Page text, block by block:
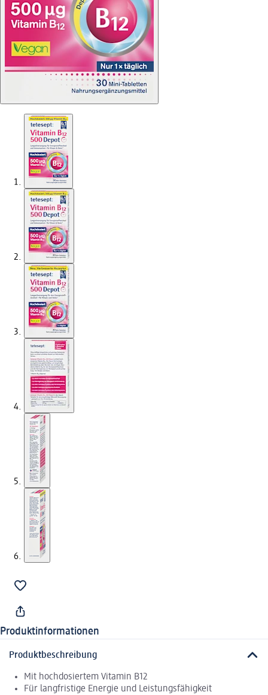
Produktinformationen
Produktbeschreibung
Mit hochdosiertem Vitamin B12
Für langfristige Energie und Leistungsfähigkeit